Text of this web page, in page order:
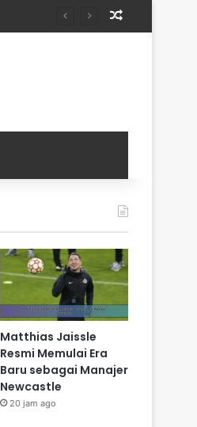
Matthias Jaissle
Resmi Memulai Era
Baru sebagai Manajer
Newcastle
20 jam ago